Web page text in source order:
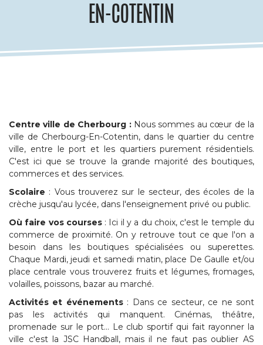
EN-COTENTIN
Centre ville de Cherbourg :Nous sommes au cœur de la
ville de Cherbourg-En-Cotentin, dans le quartier du centre
ville, entre le port et les quartiers purement résidentiels.
C'est ici que se trouve la grande majorité des boutiques,
commerces et des services.
Scolaire : Vous trouverez sur le secteur, des écoles de la
crèche jusqu'au lycée, dans l'enseignement privé ou public.
Où faire vos courses: Ici il y a du choix, c'est le temple du
commerce de proximité. On y retrouve tout ce que l'on a
besoin dans les boutiques spécialisées ou superettes.
Chaque Mardi, jeudi et samedi matin, place De Gaulle et/ou
place centrale vous trouverez fruits et légumes, fromages,
volailles, poissons, bazar au marché.
Activités et événements: Dans ce secteur, ce ne sont
pas les activités qui manquent. Cinémas, théâtre,
promenade sur le port... Le club sportif qui fait rayonner la
ville c'est la JSC Handball, mais il ne faut pas oublier AS